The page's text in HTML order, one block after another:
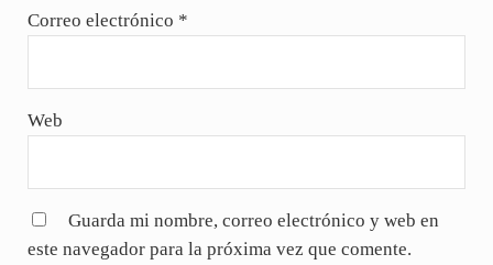
Correo electrónico *
Web
Guarda mi nombre, correo electrónico y web en
este navegador para la próxima vez que comente.